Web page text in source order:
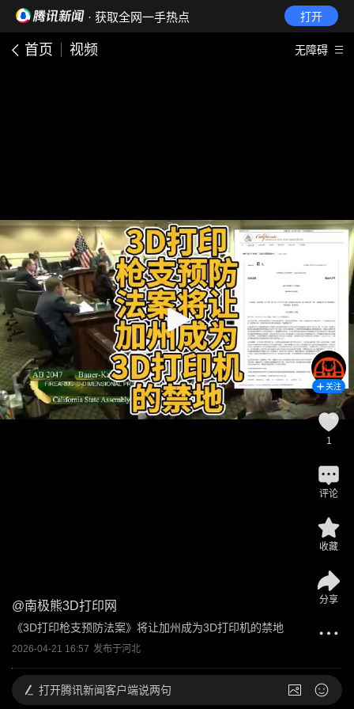
· 获取全网一手热点 打开
首页 视频 无障碍
@南极熊3D打印网
《3D打印枪支预防法案》将让加州成为3D打印机的禁地
2026-04-21 16:57 发布于河北
关注
1
评论
收藏
分享
打开腾讯新闻客户端说两句